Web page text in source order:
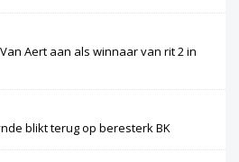
Aert aan als winnaar van rit 2 in
blikt terug op beresterk BK